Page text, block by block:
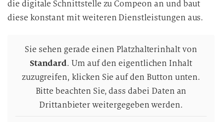
die digitale Schnittstelle zu Compeon an und baut
diese konstant mit weiteren Dienstleistungen aus.
Sie sehen gerade einen Platzhalterinhalt von
Standard. Um auf den eigentlichen Inhalt
zuzugreifen, klicken Sie auf den Button unten.
Bitte beachten Sie, dass dabei Daten an
Drittanbieter weitergegeben werden.